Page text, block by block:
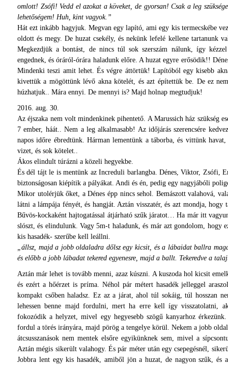
omlott! Zsófi! Vedd el azokat a köveket, de gyorsan! Csak a leg
lehetőségem! Huh, kint vagyok.”
Hát ezt inkább hagyjuk. Megvan egy lapító, ami egy kis termecskébe
oldott és megy. De huzat csekély, és nekünk lefelé kellene tartanunk
Megkezdjük a bontást, de nincs túl sok szerszám nálunk, így
engednek, és óráról-órára haladunk előre. A huzat egyre erősödik!!
Mindenki teszi amit lehet. És végre áttörtük! Lapítóból egy kisebb
kivettük a mögöttünk lévő akna kötelét, és azt építettük be. De ez
húzhatjuk.. Mára ennyi. De mennyi is? Majd holnap megtudjuk!
2016. aug. 30.
Az éjszaka nem volt mindenkinek pihentető. A Marussich ház szükség
7 ember, háát.. Nem a leg alkalmasabb! Az időjárás szerencsére
napos időre ébredtünk. Hárman lementünk a táborba, és vittünk
vizet, és sok kötelet..
Ákos elindult túrázni a közeli hegyekbe.
És dél tájt le is mentünk az Increduli barlangba. Dénes, Viktor, Zsófi,
biztonságosan kiépítik a pályákat. Andi és én, pedig egy nagyjábóli
Mikor utolérjük őket, a Dénes épp nincs sehol. Bemászott valahová,
látni a lámpája fényét, és hangját. Aztán visszatér, és azt mondja,
Bűvös-kockaként hajtogatással átjárható szűk járatot… Ha már itt
slószt, és elindulunk. Vagy 5m-t haladunk, és már azt gondolom, hogy
kis hasadék- szerűbe kell leállni.
„állsz, majd a jobb oldaladra dőlsz egy kicsit, és a lábaidat ballra
és előbb a jobb lábadat tekered egyenesre, majd a ballt. Tekeredve a
Aztán már lehet is tovább menni, azaz kúszni. A kuszoda hol kicsit
és ezért a hőérzet is príma. Néhol pár métert hasadék jelleggel
kompakt csőben haladsz. Ez az a járat, ahol túl sokáig, túl hosszan
lehessen benne majd fordulni, mert ha erre kell így visszatolatni,
fokozódik a helyzet, mivel egy hegyesebb szögű kanyarhoz
fordul a törés irányára, majd pörög a tengelye körül. Nekem a jobb
átcsusszanások nem mentek elsőre egyikünknek sem, mivel a
Aztán mégis sikerült valahogy. És pár méter után egy csepegésnél,
Jobbra lent egy kis hasadék, amiből jön a huzat, de nagyon szűk,